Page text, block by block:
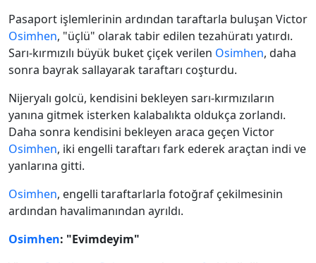
Pasaport işlemlerinin ardından taraftarla buluşan Victor
Osimhen, "üçlü" olarak tabir edilen tezahüratı yatırdı.
Sarı-kırmızılı büyük buket çiçek verilen Osimhen, daha
sonra bayrak sallayarak taraftarı coşturdu.
Nijeryalı golcü, kendisini bekleyen sarı-kırmızıların
yanına gitmek isterken kalabalıkta oldukça zorlandı.
Daha sonra kendisini bekleyen araca geçen Victor
Osimhen, iki engelli taraftarı fark ederek araçtan indi ve
yanlarına gitti.
Osimhen, engelli taraftarlarla fotoğraf çekilmesinin
ardından havalimanından ayrıldı.
Osimhen: "Evimdeyim"